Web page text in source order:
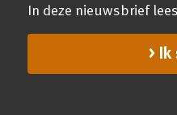
In deze nieuwsbrief
Ik